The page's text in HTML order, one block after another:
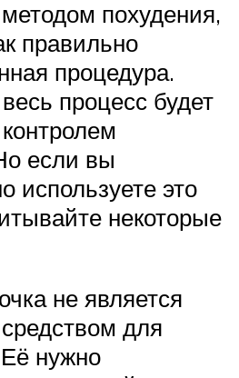
похудения,
правильно
процедура.
процесс будет
если вы
используете это
некоторые
не является
для
нужно